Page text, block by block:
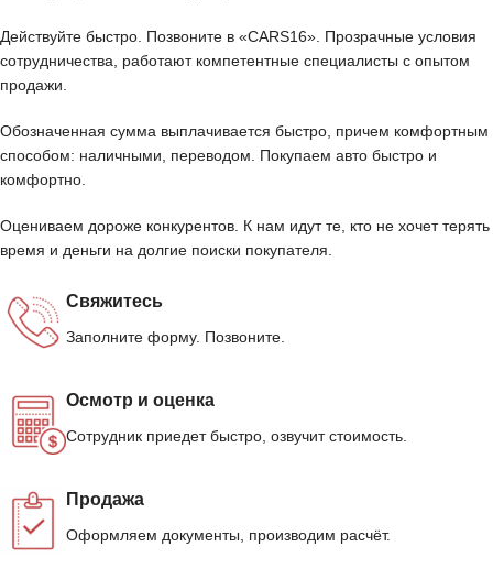
Действуйте быстро. Позвоните в «CARS16». Прозрачные условия
сотрудничества, работают компетентные специалисты с опытом
продажи.
Обозначенная сумма выплачивается быстро, причем комфортным
способом: наличными, переводом. Покупаем авто быстро и
комфортно.
Оцениваем дороже конкурентов. К нам идут те, кто не хочет терять
время и деньги на долгие поиски покупателя.
Свяжитесь
Заполните форму. Позвоните.
Осмотр и оценка
Сотрудник приедет быстро, озвучит стоимость.
Продажа
Оформляем документы, производим расчёт.